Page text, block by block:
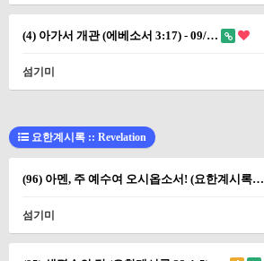
(4) 아가서 개관 (에베소서 3:17) - 09/…
섬기미
요한계시록 :: Revelation
(96) 아멘, 주 예수여 오시옵소서! (요한계시록…
섬기미